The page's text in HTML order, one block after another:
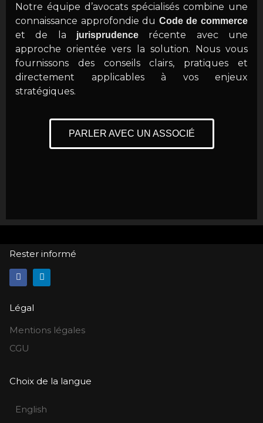
Notre équipe d’avocats spécialisés combine une
connaissance approfondie du Code de commerce
et de la jurisprudence récente avec une
approche orientée vers la solution. Nous vous
fournissons des conseils clairs, pratiques et
directement applicables à vos enjeux
stratégiques.
PARLER AVEC UN ASSOCIÉ
Rester informé
Légal
Mentions légales
CGU
Choix de la langue
English